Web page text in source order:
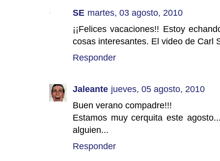
SE martes, 03 agosto, 2010
¡¡Felices vacaciones!! Estoy
cosas interesantes. El video de Carl
Responder
Jaleante jueves, 05 agosto, 2010
Buen verano compadre!!!
Estamos muy cerquita este
alguien...
Responder